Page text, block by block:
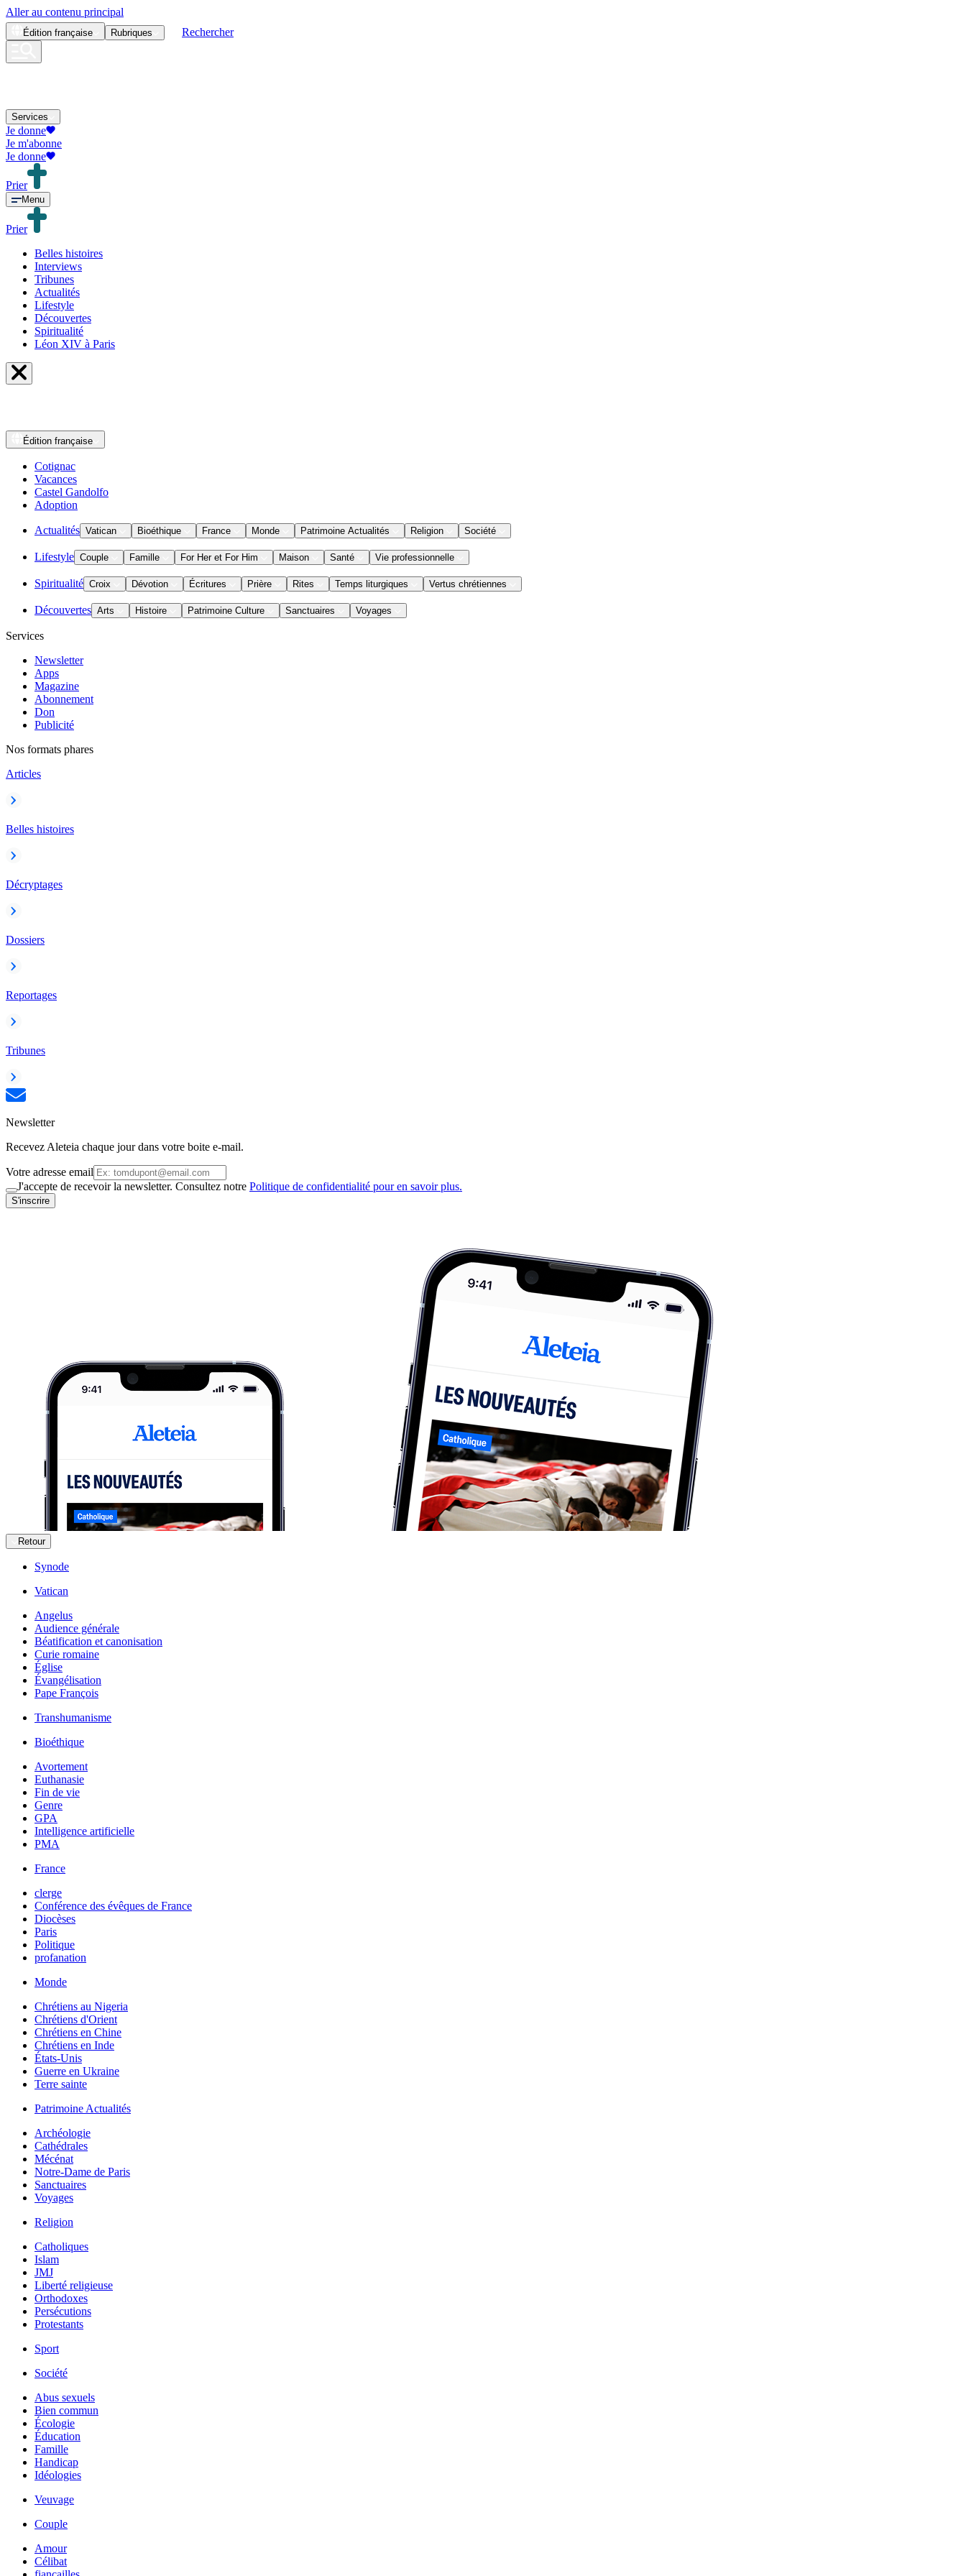
Aller au contenu principal
Édition française Rubriques Rechercher
Services
Je donne
Je m'abonne
Je donne
Prier
Menu
Prier
Belles histoires
Interviews
Tribunes
Actualités
Lifestyle
Découvertes
Spiritualité
Léon XIV à Paris
Édition française
Cotignac
Vacances
Castel Gandolfo
Adoption
Actualités Vatican Bioéthique France Monde Patrimoine Actualités Religion Société
Lifestyle Couple Famille For Her et For Him Maison Santé Vie professionnelle
Spiritualité Croix Dévotion Écritures Prière Rites Temps liturgiques Vertus chrétiennes
Découvertes Arts Histoire Patrimoine Culture Sanctuaires Voyages
Services
Newsletter
Apps
Magazine
Abonnement
Don
Publicité
Nos formats phares
Articles
Belles histoires
Décryptages
Dossiers
Reportages
Tribunes
Newsletter
Recevez Aleteia chaque jour dans votre boite e-mail.
Votre adresse email
J'accepte de recevoir la newsletter. Consultez notre Politique de confidentialité pour en savoir plus.
S'inscrire
Retour
Synode
Vatican
Angelus
Audience générale
Béatification et canonisation
Curie romaine
Église
Évangélisation
Pape François
Transhumanisme
Bioéthique
Avortement
Euthanasie
Fin de vie
Genre
GPA
Intelligence artificielle
PMA
France
clerge
Conférence des évêques de France
Diocèses
Paris
Politique
profanation
Monde
Chrétiens au Nigeria
Chrétiens d'Orient
Chrétiens en Chine
Chrétiens en Inde
États-Unis
Guerre en Ukraine
Terre sainte
Patrimoine Actualités
Archéologie
Cathédrales
Mécénat
Notre-Dame de Paris
Sanctuaires
Voyages
Religion
Catholiques
Islam
JMJ
Liberté religieuse
Orthodoxes
Persécutions
Protestants
Sport
Société
Abus sexuels
Bien commun
Écologie
Éducation
Famille
Handicap
Idéologies
Veuvage
Couple
Amour
Célibat